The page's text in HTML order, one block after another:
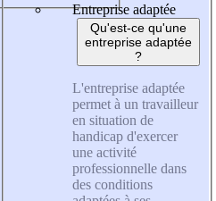
Entreprise adaptée
Qu'est-ce qu'une
entreprise adaptée
?
L'entreprise adaptée
permet à un travailleur
en situation de
handicap d'exercer
une activité
professionnelle dans
des conditions